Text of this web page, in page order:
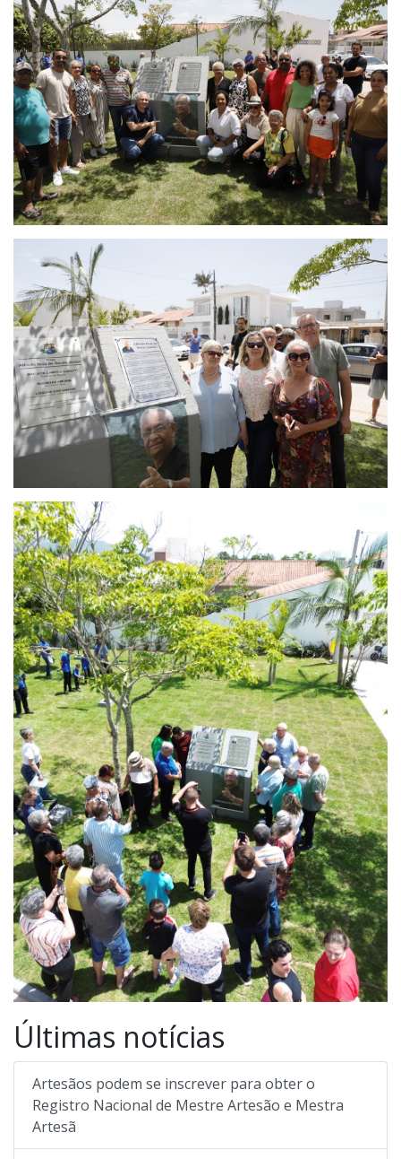
Últimas notícias
Artesãos podem se inscrever para obter o
Registro Nacional de Mestre Artesão e Mestra
Artesã